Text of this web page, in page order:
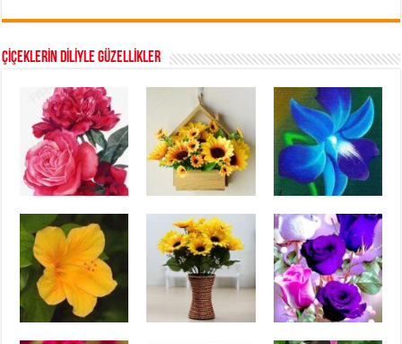
ÇİÇEKLERİN DİLİYLE GÜZELLİKLER